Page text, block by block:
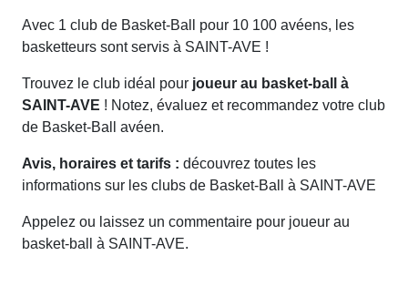
Avec 1 club de Basket-Ball pour 10 100 avéens, les
basketteurs sont servis à SAINT-AVE !
Trouvez le club idéal pour joueur au basket-ball à
SAINT-AVE ! Notez, évaluez et recommandez votre club
de Basket-Ball avéen.
Avis, horaires et tarifs : découvrez toutes les
informations sur les clubs de Basket-Ball à SAINT-AVE
Appelez ou laissez un commentaire pour joueur au
basket-ball à SAINT-AVE.